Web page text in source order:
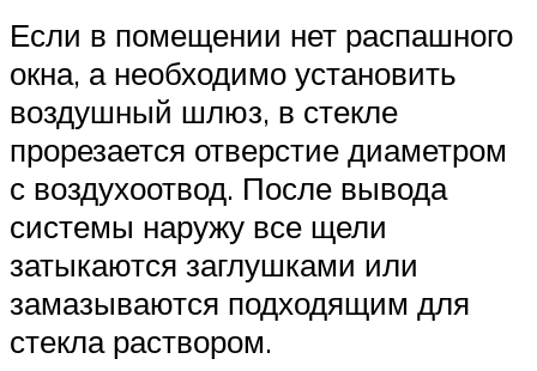
Если в помещении нет распашного
окна, а необходимо установить
воздушный шлюз, в стекле
прорезается отверстие диаметром
с воздухоотвод. После вывода
системы наружу все щели
затыкаются заглушками или
замазываются подходящим для
стекла раствором.